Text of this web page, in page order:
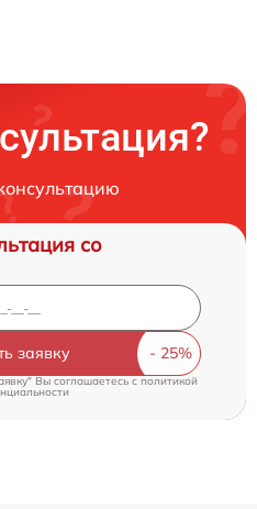
со
заявку
Вы соглашаетесь cполитикой